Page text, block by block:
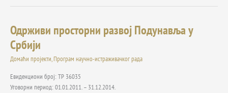
међусобни
Одрживи просторни развој Подунавља у
Србији
Домаћи пројекти,Програм научно-истраживачког рада
Евиденциони број: TP 36035
Уговорни период: 01.01.2011. – 31.12.2014.
Одрживи
просторни
развој
Подунавља
Србији